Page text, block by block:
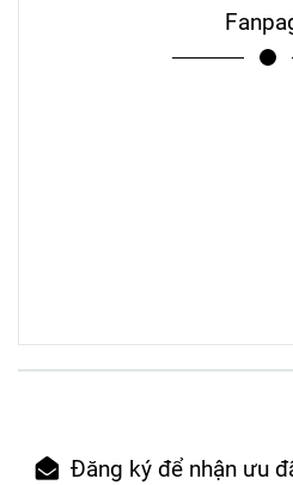
Đăng ký để nhận ưu